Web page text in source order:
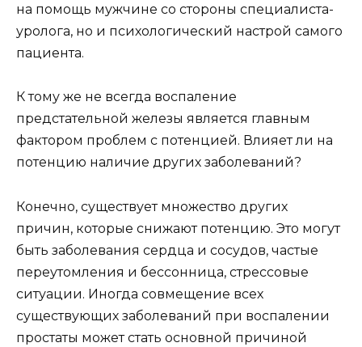
на помощь мужчине со стороны специалиста-
уролога, но и психологический настрой самого
пациента.
К тому же не всегда воспаление
предстательной железы является главным
фактором проблем с потенцией. Влияет ли на
потенцию наличие других заболеваний?
Конечно, существует множество других
причин, которые снижают потенцию. Это могут
быть заболевания сердца и сосудов, частые
переутомления и бессонница, стрессовые
ситуации. Иногда совмещение всех
существующих заболеваний при воспалении
простаты может стать основной причиной